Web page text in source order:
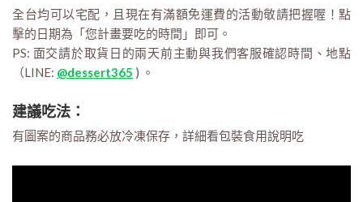
全台均可以宅配，且現在有滿額免運費的活動敬請把握喔！點
擊的日期為「您計畫要吃的時間」即可。
PS: 面交請於取貨日的兩天前主動與我們客服確認時間、地點
（LINE: @dessert365 ) 。
建議吃法：
有圖案的商品務必放冷凍保存，詳細看包裝食用說明吃